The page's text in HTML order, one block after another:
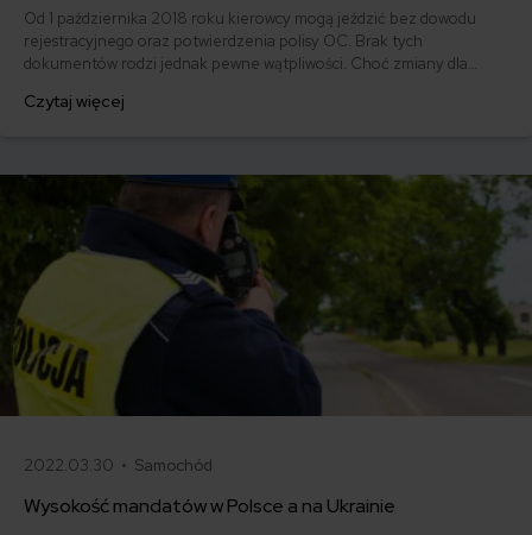
Od 1 października 2018 roku kierowcy mogą jeździć bez dowodu
rejestracyjnego oraz potwierdzenia polisy OC. Brak tych
dokumentów rodzi jednak pewne wątpliwości. Choć zmiany dla
nieufnie. Pojawiają się pytania: jak zachować się w przypadku
Czytaj więcej
2022.03.30 • Samochód
Wysokość mandatów w Polsce a na Ukrainie